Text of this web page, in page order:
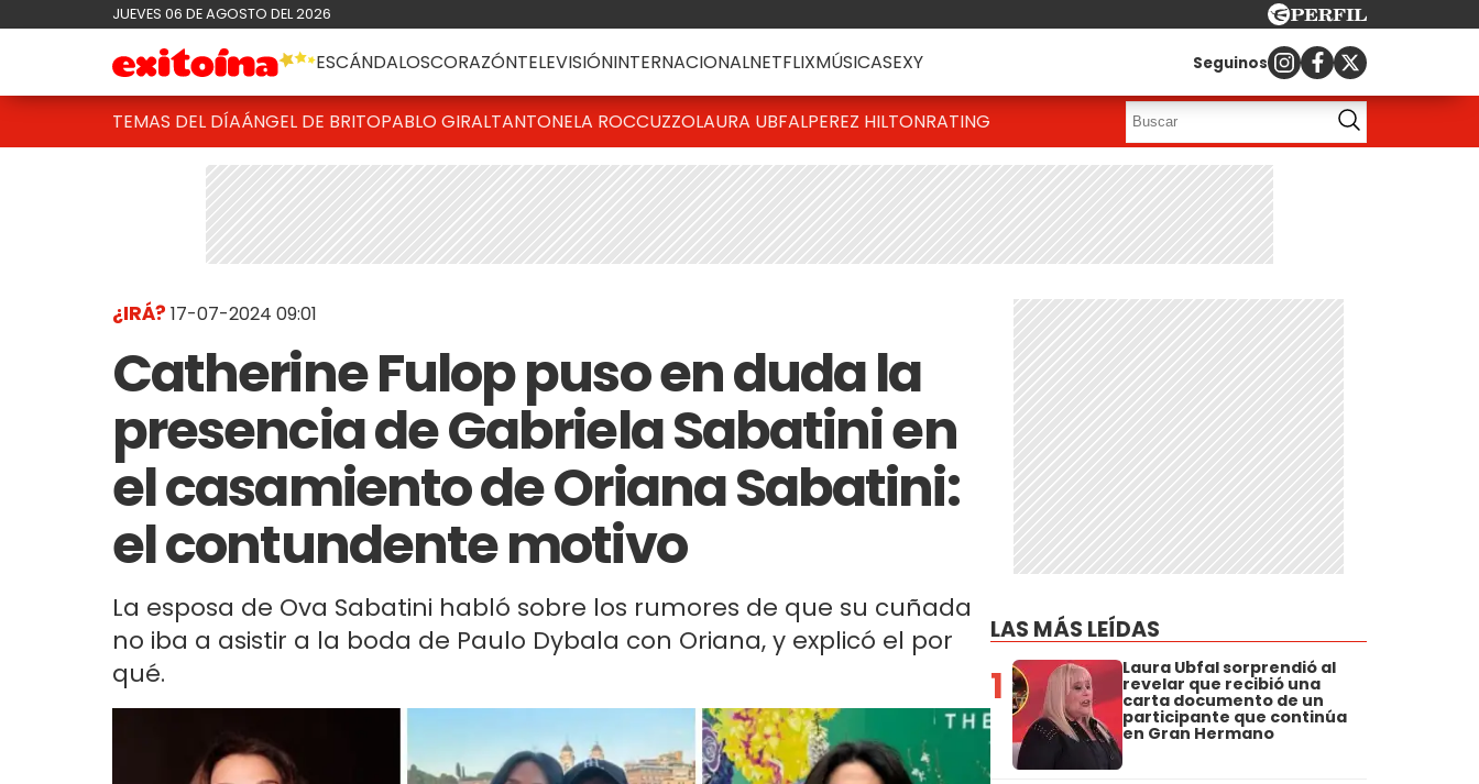
JUEVES 06 DE AGOSTO DEL 2026
ESCÁNDALOSCORAZÓNTELEVISIÓNINTERNACIONALNETFLIXMÚSICASEXY Seguinos
TEMAS DEL DÍAÁNGEL DE BRITOPABLO GIRALTANTONELA ROCCUZZOLAURA UBFALPEREZ HILTONRATING
¿IRÁ? 17-07-2024 09:01
Catherine Fulop puso en duda la
presencia de Gabriela Sabatini en
el casamiento de Oriana Sabatini:
el contundente motivo
La esposa de Ova Sabatini habló sobre los rumores de que su cuñada
no iba a asistir a la boda de Paulo Dybala con Oriana, y explicó el por
qué.
LAS MÁS LEÍDAS
1 Laura Ubfal sorprendió al
revelar que recibió una
carta documento de un
participante que continúa
en Gran Hermano